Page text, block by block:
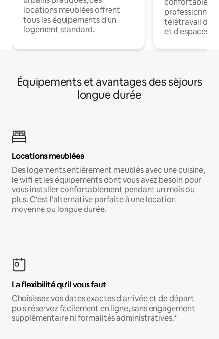
locations meublées offrent
tous les équipements d'un
logement standard.
confortables
professionnels
télétravail
et d'espaces
Équipements et avantages des séjours
longue durée
Locations meublées
Des logements entièrement meublés avec une cuisine,
le wifi et les équipements dont vous avez besoin pour
vous installer confortablement pendant un mois ou
plus. C'est l'alternative parfaite à une location
moyenne ou longue durée.
La flexibilité qu'il vous faut
Choisissez vos dates exactes d'arrivée et de départ
puis réservez facilement en ligne, sans engagement
supplémentaire ni formalités administratives.*